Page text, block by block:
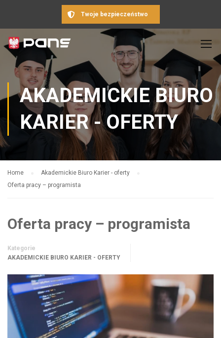
Twoje bezpieczeństwo
AKADEMICKIE BIURO
KARIER - OFERTY
Home
Akademickie Biuro Karier - oferty
Oferta pracy – programista
Oferta pracy – programista
Kategorie
AKADEMICKIE BIURO KARIER - OFERTY